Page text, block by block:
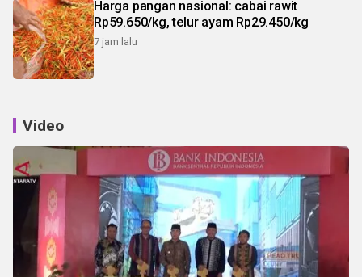
Harga pangan nasional: cabai rawit
Rp59.650/kg, telur ayam Rp29.450/kg
7 jam lalu
Video